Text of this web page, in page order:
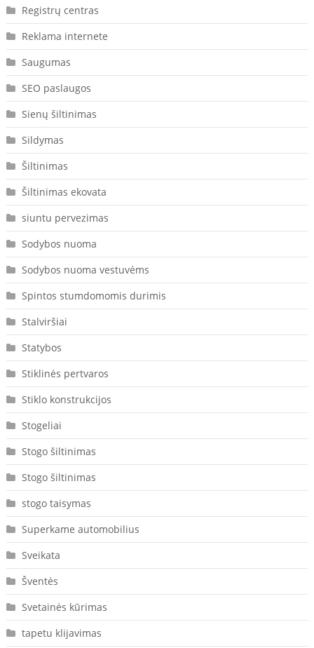
Registrų centras
Reklama internete
Saugumas
SEO paslaugos
Sienų šiltinimas
Sildymas
Šiltinimas
Šiltinimas ekovata
siuntu pervezimas
Sodybos nuoma
Sodybos nuoma vestuvėms
Spintos stumdomomis durimis
Stalviršiai
Statybos
Stiklinės pertvaros
Stiklo konstrukcijos
Stogeliai
Stogo šiltinimas
Stogo šiltinimas
stogo taisymas
Superkame automobilius
Sveikata
Šventės
Svetainės kūrimas
tapetu klijavimas